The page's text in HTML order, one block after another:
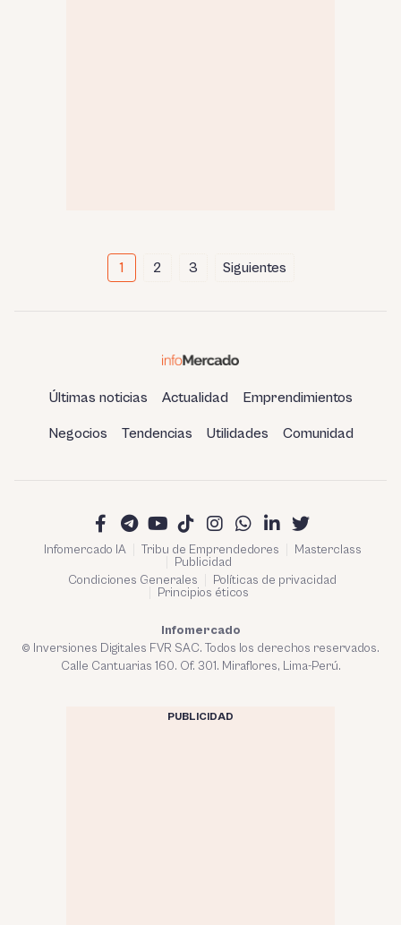
1 2 3 Siguientes
Últimas noticias Actualidad Emprendimientos
Negocios Tendencias Utilidades Comunidad
Infomercado IA Tribu de Emprendedores
Masterclass
Publicidad
Condiciones Generales
Políticas de privacidad
Principios éticos
Infomercado
© Inversiones Digitales FVR SAC. Todos los derechos reservados.
Calle Cantuarias 160. Of. 301. Miraflores, Lima-Perú.
PUBLICIDAD